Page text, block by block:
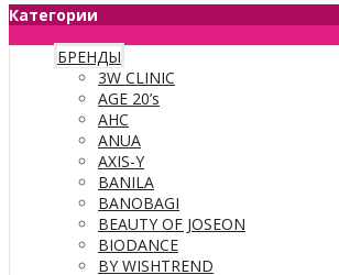
Категории
БРЕНДЫ
3W CLINIC
AGE 20’s
AHC
ANUA
AXIS-Y
BANILA
BANOBAGI
BEAUTY OF JOSEON
BIODANCE
BY WISHTREND